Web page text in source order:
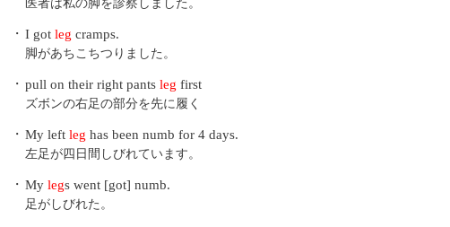
医者は私の脚を診察しました。
・ I got leg cramps.
脚があちこちつりました。
・ pull on their right pants leg first
ズボンの右足の部分を先に履く
・ My left leg has been numb for 4 days.
左足が四日間しびれています。
・ My legs went [got] numb.
足がしびれた。